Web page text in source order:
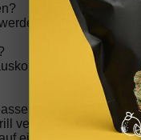
verbrennen?